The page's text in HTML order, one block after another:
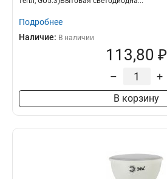
Подробнее
Наличие: В наличии
113,80 ₽
– +
В корзину